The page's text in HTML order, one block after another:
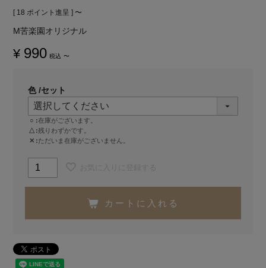
[ 18 ポイント進呈 ] 〜
M苦楽園オリジナル
¥ 990 税込 〜
色 セット
○
在庫がございます。
△ 残りわずかです。
✕
ただいま在庫がございません。
カートに入れる